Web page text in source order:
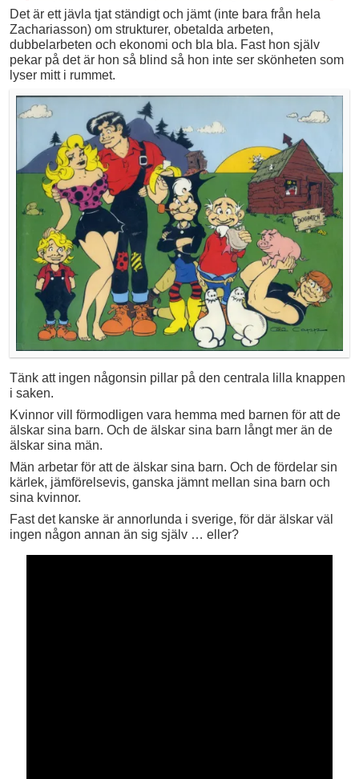
Det är ett jävla tjat ständigt och jämt (inte bara från hela
Zachariasson) om strukturer, obetalda arbeten,
dubbelarbeten och ekonomi och bla bla. Fast hon själv
pekar på det är hon så blind så hon inte ser skönheten som
lyser mitt i rummet.
Tänk att ingen någonsin pillar på den centrala lilla knappen
i saken.
Kvinnor vill förmodligen vara hemma med barnen för att de
älskar sina barn. Och de älskar sina barn långt mer än de
älskar sina män.
Män arbetar för att de älskar sina barn. Och de fördelar sin
kärlek, jämförelsevis, ganska jämnt mellan sina barn och
sina kvinnor.
Fast det kanske är annorlunda i sverige, för där älskar väl
ingen någon annan än sig själv … eller?